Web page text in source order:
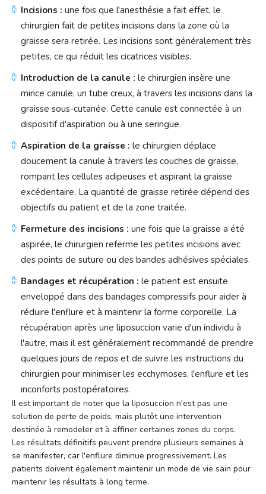
Incisions : une fois que l'anesthésie a fait effet, le
chirurgien fait de petites incisions dans la zone où la
graisse sera retirée. Les incisions sont généralement très
petites, ce qui réduit les cicatrices visibles.
Introduction de la canule : le chirurgien insère une
mince canule, un tube creux, à travers les incisions dans la
graisse sous-cutanée. Cette canule est connectée à un
dispositif d'aspiration ou à une seringue.
Aspiration de la graisse : le chirurgien déplace
doucement la canule à travers les couches de graisse,
rompant les cellules adipeuses et aspirant la graisse
excédentaire. La quantité de graisse retirée dépend des
objectifs du patient et de la zone traitée.
Fermeture des incisions : une fois que la graisse a été
aspirée, le chirurgien referme les petites incisions avec
des points de suture ou des bandes adhésives spéciales.
Bandages et récupération : le patient est ensuite
enveloppé dans des bandages compressifs pour aider à
réduire l'enflure et à maintenir la forme corporelle. La
récupération après une liposuccion varie d'un individu à
l'autre, mais il est généralement recommandé de prendre
quelques jours de repos et de suivre les instructions du
chirurgien pour minimiser les ecchymoses, l'enflure et les
inconforts postopératoires.
Il est important de noter que la liposuccion n'est pas une
solution de perte de poids, mais plutôt une intervention
destinée à remodeler et à affiner certaines zones du corps.
Les résultats définitifs peuvent prendre plusieurs semaines à
se manifester, car l'enflure diminue progressivement. Les
patients doivent également maintenir un mode de vie sain pour
maintenir les résultats à long terme.